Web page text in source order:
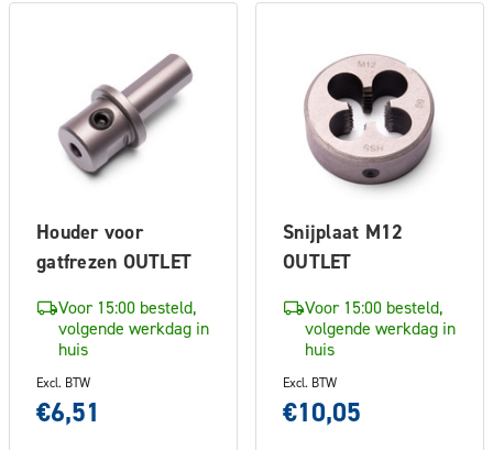
Houder voor
gatfrezen OUTLET
Voor 15:00 besteld,
volgende werkdag in
huis
Excl. BTW
€6,51
Snijplaat M12
OUTLET
Voor 15:00 besteld,
volgende werkdag in
huis
Excl. BTW
€10,05